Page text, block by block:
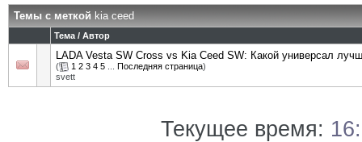
Темы с меткойkia ceed
Тема / Автор
LADA Vesta SW Cross vs Kia Ceed SW: Какой универсал
( 1 2 3 4 5 Последняя страница)
svett
Текущее время: